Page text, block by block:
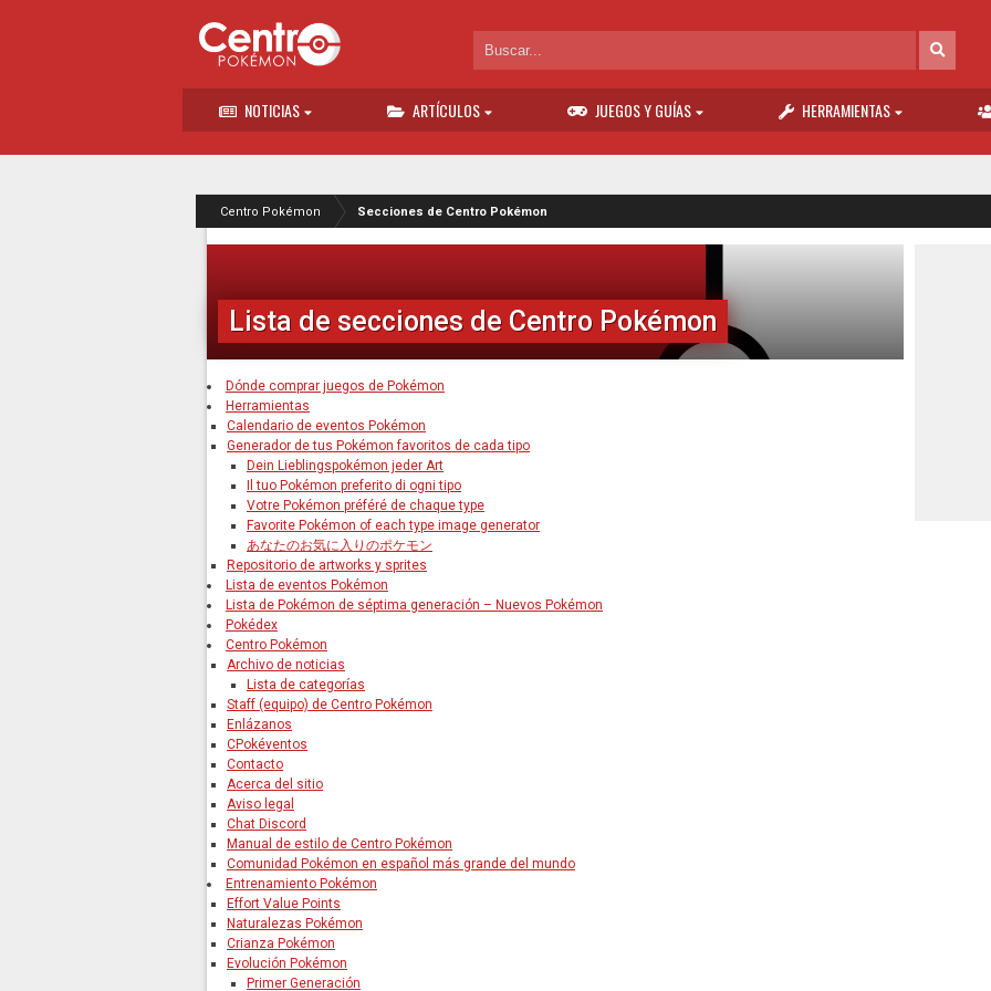
NOTICIAS ARTÍCULOS JUEGOS Y GUÍAS HERRAMIENTAS
Centro Pokémon Secciones de Centro Pokémon
Lista de secciones de Centro Pokémon
Dónde comprar juegos de Pokémon
Herramientas
Calendario de eventos Pokémon
Generador de tus Pokémon favoritos de cada tipo
Dein Lieblingspokémon jeder Art
Il tuo Pokémon preferito di ogni tipo
Votre Pokémon préféré de chaque type
Favorite Pokémon of each type image generator
あなたのお気に入りのポケモン
Repositorio de artworks y sprites
Lista de eventos Pokémon
Lista de Pokémon de séptima generación – Nuevos Pokémon
Pokédex
Centro Pokémon
Archivo de noticias
Lista de categorías
Staff (equipo) de Centro Pokémon
Enlázanos
CPokéventos
Contacto
Acerca del sitio
Aviso legal
Chat Discord
Manual de estilo de Centro Pokémon
Comunidad Pokémon en español más grande del mundo
Entrenamiento Pokémon
Effort Value Points
Naturalezas Pokémon
Crianza Pokémon
Evolución Pokémon
Primer Generación